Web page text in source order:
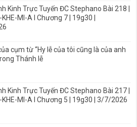
Kinh Trực Tuyến ĐC Stephano Bài 218 |
MI-A I Chương 7 | 19g30 |
cụm từ “Hy lễ của tôi cũng là của anh
Thánh lễ
Kinh Trực Tuyến ĐC Stephano Bài 217 |
KHE-MI-A I Chương 5 | 19g30 | 3/7/2026